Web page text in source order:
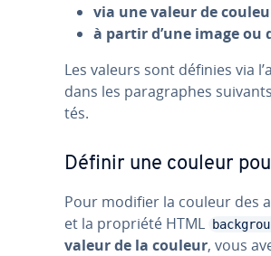
via une valeur de
à partir d’une image ou
Les valeurs sont définies via
dans les pa­ra­graphes
tés.
Définir une couleur
Pour modifier la couleur des
et la propriété HTML
valeur de la couleur, vous